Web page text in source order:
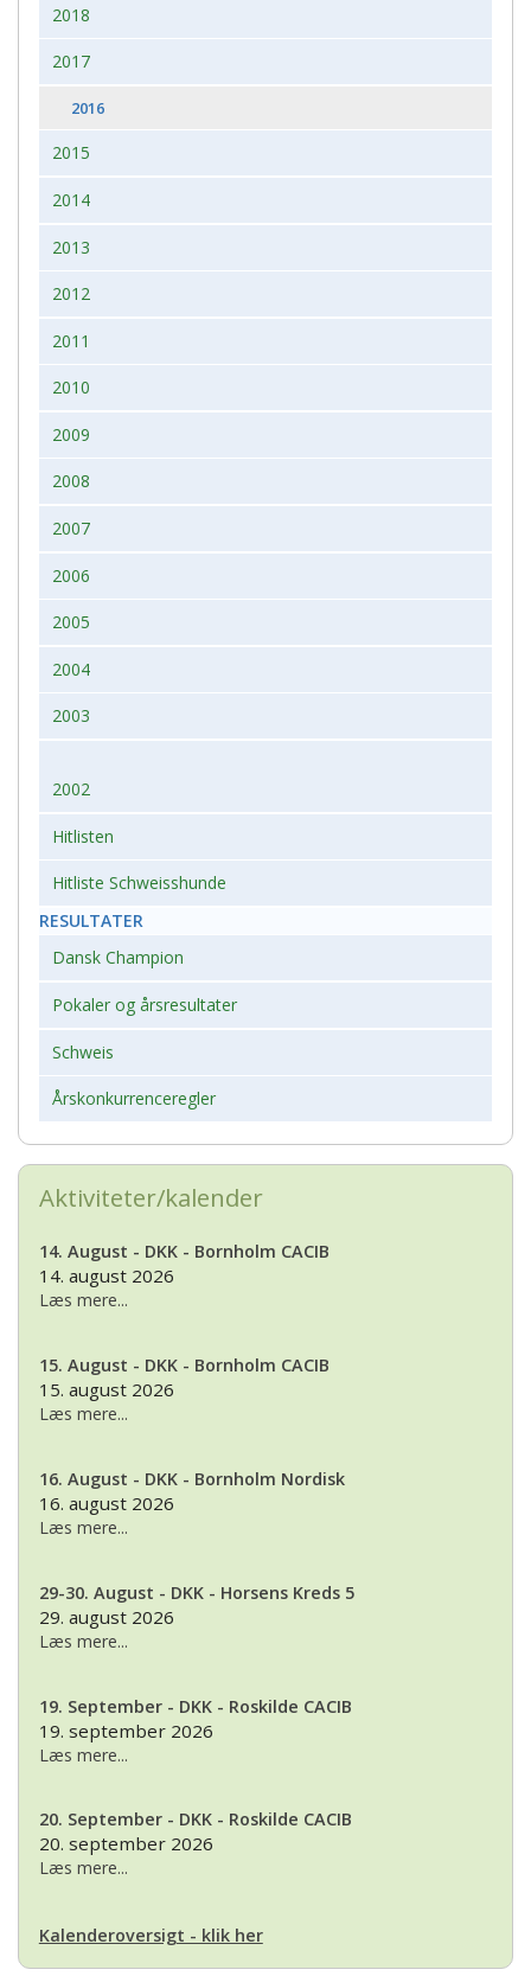
2018
2017
2016
2015
2014
2013
2012
2011
2010
2009
2008
2007
2006
2005
2004
2003
2002
Hitlisten
Hitliste Schweisshunde
RESULTATER
Dansk Champion
Pokaler og årsresultater
Schweis
Årskonkurrenceregler
Aktiviteter/kalender
14. August - DKK - Bornholm CACIB
14. august 2026
Læs mere...
15. August - DKK - Bornholm CACIB
15. august 2026
Læs mere...
16. August - DKK - Bornholm Nordisk
16. august 2026
Læs mere...
29-30. August - DKK - Horsens Kreds 5
29. august 2026
Læs mere...
19. September - DKK - Roskilde CACIB
19. september 2026
Læs mere...
20. September - DKK - Roskilde CACIB
20. september 2026
Læs mere...
Kalenderoversigt - klik her